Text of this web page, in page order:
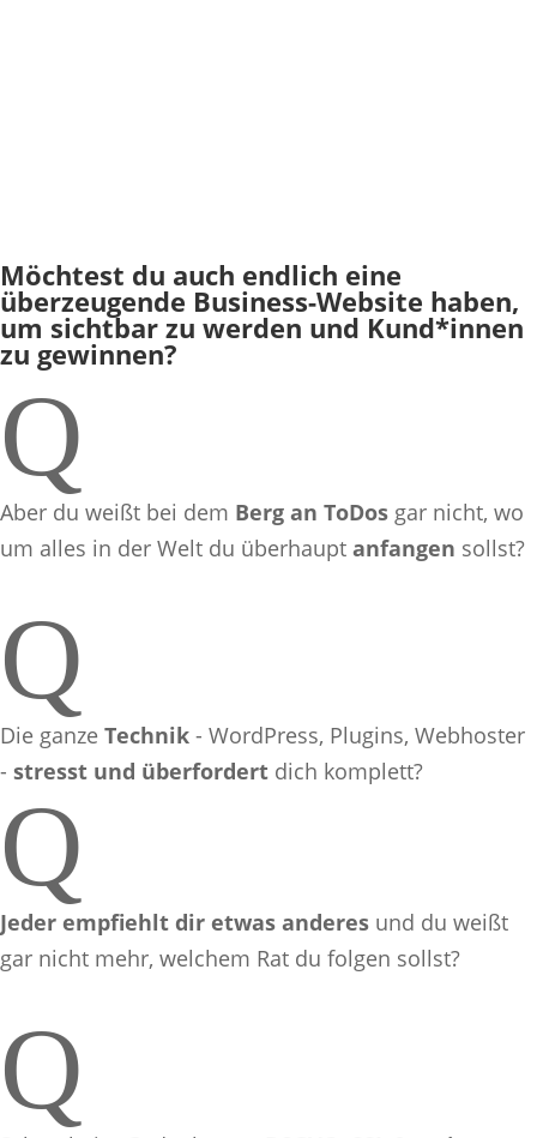
Möchtest du auch endlich eine
überzeugende Business-Website haben,
um sichtbar zu werden und Kund*innen
zu gewinnen?
Q
Aber du weißt bei dem Berg an ToDos gar nicht, wo
um alles in der Welt du überhaupt anfangen sollst?
Q
Die ganze Technik - WordPress, Plugins, Webhoster
- stresst und überfordert dich komplett?
Q
Jeder empfiehlt dir etwas anderes und du weißt
gar nicht mehr, welchem Rat du folgen sollst?
Q